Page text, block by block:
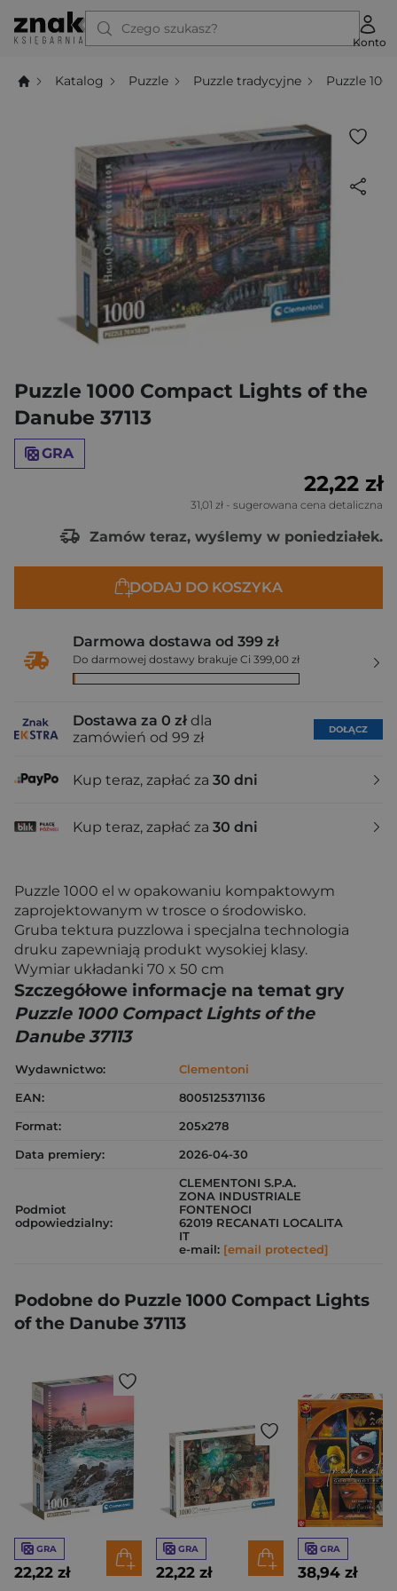
Czego szukasz?
Konto
Katalog Puzzle Puzzle tradycyjne Puzzle
Puzzle 1000 Compact Lights of the
Danube 37113
GRA
22,22 zł
31,01 zł - sugerowana cena detaliczna
Zamów teraz, wyślemy w poniedziałek.
DODAJ DO KOSZYKA
Darmowa dostawa od 399 zł
Do darmowej dostawy brakuje Ci 399,00 zł
Dostawa za 0 zł dla
zamówień od 99 zł
DOŁĄCZ
Kup teraz, zapłać za 30 dni
Kup teraz, zapłać za 30 dni
Puzzle 1000 el w opakowaniu kompaktowym
zaprojektowanym w trosce o środowisko.
Gruba tektura puzzlowa i specjalna technologia
druku zapewniają produkt wysokiej klasy.
Wymiar układanki 70 x 50 cm
Szczegółowe informacje na temat gry
Puzzle 1000 Compact Lights of the
Danube 37113
Wydawnictwo:
Clementoni
EAN:
8005125371136
Format:
205x278
Data premiery:
2026-04-30
Podmiot
odpowiedzialny:
CLEMENTONI S.P.A.
ZONA INDUSTRIALE
FONTENOCI
62019 RECANATI LOCALITA
IT
e-mail: [email protected]
Podobne do Puzzle 1000 Compact Lights
of the Danube 37113
GRA
22,22 zł
GRA
22,22 zł
GRA
38,94 zł